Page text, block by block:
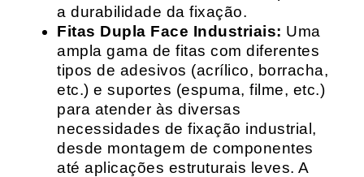
a durabilidade da fixação.
Fitas Dupla Face Industriais: Uma
ampla gama de fitas com diferentes
tipos de adesivos (acrílico, borracha,
etc.) e suportes (espuma, filme, etc.)
para atender às diversas
necessidades de fixação industrial,
desde montagem de componentes
até aplicações estruturais leves. A